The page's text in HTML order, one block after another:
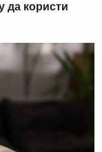
да користи